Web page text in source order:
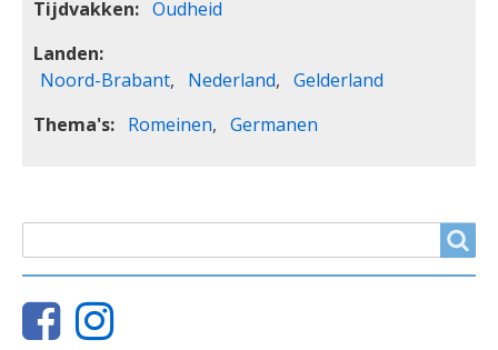
Tijdvakken
Oudheid
Landen
Noord-Brabant
Nederland
Gelderland
Thema's
Romeinen Germanen
ZOEKVELD